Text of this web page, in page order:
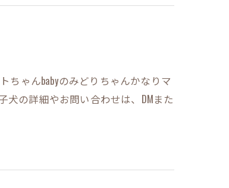
ちゃんbabyのみどりちゃんかなりマ
の詳細やお問い合わせは、DMまた